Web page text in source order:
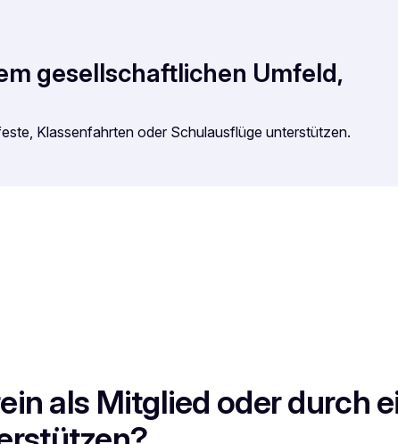
gesellschaftlichen Umfeld,
Klassenfahrten oder Schulausflüge unterstützen.
als Mitglied oder durch